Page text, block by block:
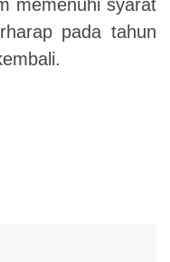
memenuhi syarat
pada tahun